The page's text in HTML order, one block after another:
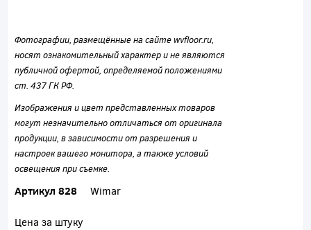
Фотографии, размещённые на сайте wvfloor.ru,
носят ознакомительный характер и не являются
публичной офертой, определяемой положениями
ст. 437 ГК РФ.
Изображения и цвет представленных товаров
могут незначительно отличаться от оригинала
продукции, в зависимости от разрешения и
настроек вашего монитора, а также условий
освещения при съемке.
Артикул 828 Wimar
Цена за штуку